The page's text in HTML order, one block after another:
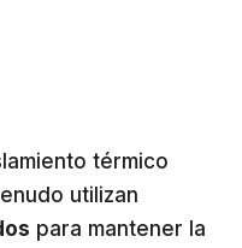
térmico
utilizan
para mantener la